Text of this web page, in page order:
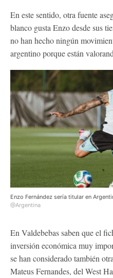
En este sentido, otra fuente
blanco gusta Enzo desde sus
no han hecho ningún
argentino porque están
Enzo Fernández sería titular en
@Argentina
En Valdebebas saben que el
inversión económica muy
se han considerado también
Mateus Fernandes, del West